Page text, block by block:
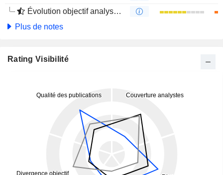
Évolution objectif analystes 4 mois
Plus de notes
Rating Visibilité